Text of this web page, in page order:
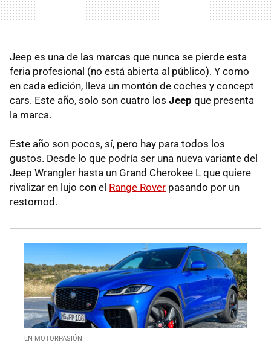
Jeep es una de las marcas que nunca se pierde esta
feria profesional (no está abierta al público). Y como
en cada edición, lleva un montón de coches y concept
cars. Este año, solo son cuatro los Jeep que presenta
la marca.
Este año son pocos, sí, pero hay para todos los
gustos. Desde lo que podría ser una nueva variante del
Jeep Wrangler hasta un Grand Cherokee L que quiere
rivalizar en lujo con el Range Rover pasando por un
restomod.
EN MOTORPASIÓN